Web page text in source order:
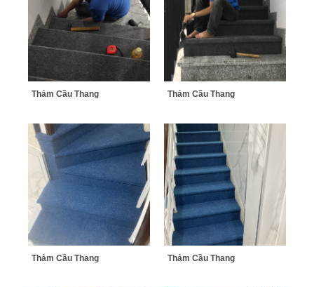
Thảm Cầu Thang Thảm Cầu Thang
Thảm Cầu Thang Thảm Cầu Thang